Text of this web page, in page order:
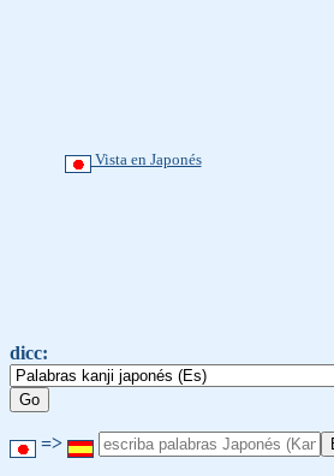
Vista en Japonés
dicc:
=>